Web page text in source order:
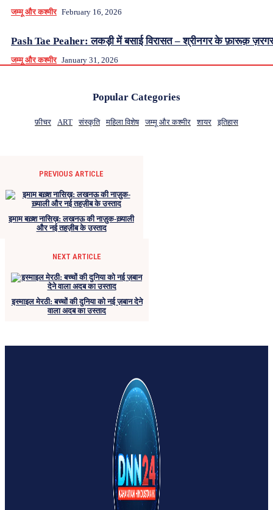
जम्मू और कश्मीर February 16, 2026
Pash Tae Peaher: लकड़ी में बसाई विरासत – श्रीनगर के फ़ारूक़
जम्मू और कश्मीर January 31, 2026
Popular Categories
फ़ीचर ART संस्कृति महिला विशेष जम्मू और कश्मीर शायर इतिहास
PREVIOUS ARTICLE
इमाम बख़्श नासिख़: लखनऊ की नाज़ुक-ख़्याली
और नई तहज़ीब के उस्ताद
NEXT ARTICLE
इस्माइल मेरठी: बच्चों की दुनिया को नई ज़बान देने
वाला अदब का उस्ताद